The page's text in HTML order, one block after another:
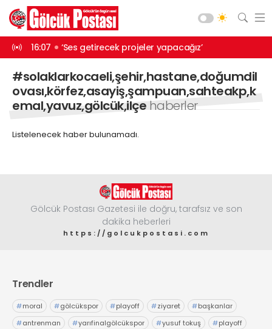
16:07 ‘Ses getirecek projeler yapacağız’
#solaklarkocaeli,şehir,hastane,doğumdil
ovası,körfez,asayiş,şampuan,sahteakp,k
emal,yavuz,gölcük,ilçe haberler
Listelenecek haber bulunamadı.
Gölcük Postası Gazetesi ile doğru, tarafsız ve son
dakika heberleri
https://golcukpostasi.com
Trendler
#moral #gölcükspor #playoff #ziyaret #başkanlar
#antrenman #yarıfinalgölcükspor #yusuf tokuş #playoff
Gündem
Siyaset
Yaşam
Sağlık
Teknoloji
Web TV
02624132333
haber@golcukpostasi.com